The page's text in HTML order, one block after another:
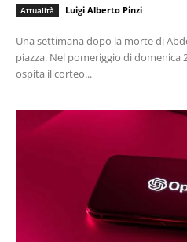
Attualità Luigi Alberto Pinzi
Una settimana dopo la morte di
piazza. Nel pomeriggio di domenica
ospita il corteo...